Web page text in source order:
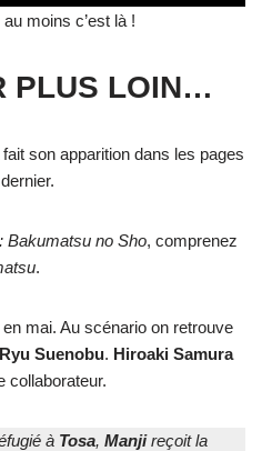
moins c’est là !
PLUS LOIN…
son apparition dans les pages
Bakumatsu no Sho, comprenez
.
mai. Au scénario on retrouve
Ryu Suenobu. Hiroaki Samura
collaborateur.
à Tosa, Manjireçoit la